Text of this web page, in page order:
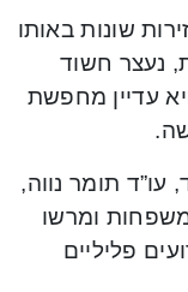
שונות באותו
נעצר חשוד
עדיין מחפשת
עו”ד תומר נווה,
ומרשו
פליליים